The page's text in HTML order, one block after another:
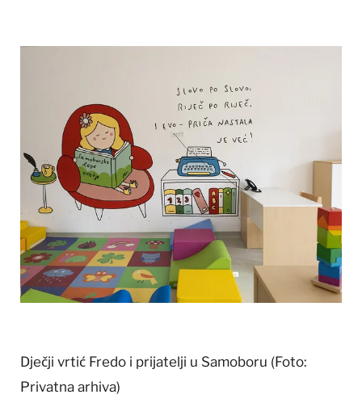
Dječji vrtić Fredo i prijatelji u Samoboru (Foto:
Privatna arhiva)